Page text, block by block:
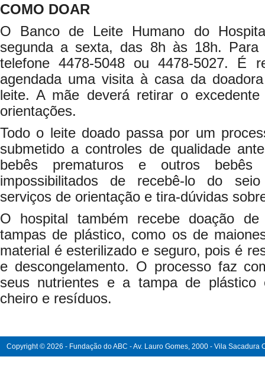
COMO DOAR
O Banco de Leite Humano do
segunda a sexta, das 8h às 18h.
telefone 4478-5048 ou 4478-5027. É
agendada uma visita à casa da
leite. A mãe deverá retirar o
orientações.
Todo o leite doado passa por um
submetido a controles de qualidade
bebês prematuros e outros bebês
impossibilitados de recebê-lo do
serviços de orientação e tira-dúvidas
O hospital também recebe doação
tampas de plástico, como os de
material é esterilizado e seguro, pois é
e descongelamento. O processo faz
seus nutrientes e a tampa de plástico
cheiro e resíduos.
Copyright © 2026 - Fundação do ABC - Av. Lauro Gomes, 2000 - Vila